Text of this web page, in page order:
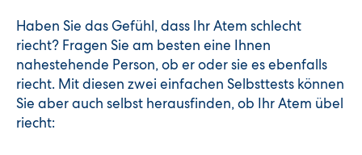
Haben Sie das Gefühl, dass Ihr Atem schlecht
riecht? Fragen Sie am besten eine Ihnen
nahestehende Person, ob er oder sie es ebenfalls
riecht. Mit diesen zwei einfachen Selbsttests können
Sie aber auch selbst herausfinden, ob Ihr Atem übel
riecht: